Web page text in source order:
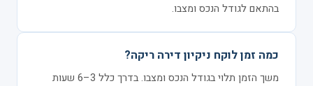
בהתאם לגודל הנכס ומצבו.
כמה זמן לוקח ניקיון דירה ריקה?
משך הזמן תלוי בגודל הנכס ומצבו. בדרך כלל 3–6 שעות